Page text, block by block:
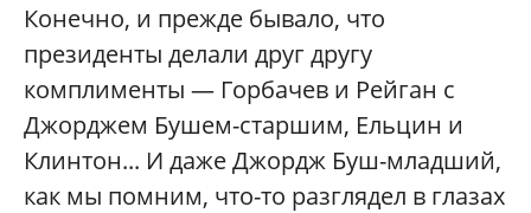
Конечно, и прежде бывало, что
президенты делали друг другу
комплименты — Горбачев и Рейган с
Джорджем Бушем-старшим, Ельцин и
Клинтон... И даже Джордж Буш-младший,
как мы помним, что-то разглядел в глазах